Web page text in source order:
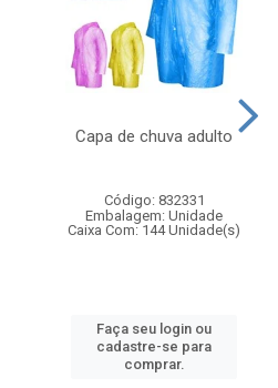
Capa de chuva adulto
Código: 832331
Embalagem: Unidade
Caixa Com: 144 Unidade(s)
Faça seu login ou
cadastre-se para
comprar.